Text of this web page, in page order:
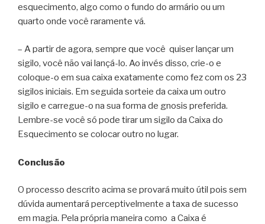
esquecimento, algo como o fundo do armário ou um
quarto onde você raramente vá.
– A partir de agora, sempre que você quiser lançar um
sigilo, você não vai lançá-lo. Ao invés disso, crie-o e
coloque-o em sua caixa exatamente como fez com os 23
sigilos iniciais. Em seguida sorteie da caixa um outro
sigilo e carregue-o na sua forma de gnosis preferida.
Lembre-se você só pode tirar um sigilo da Caixa do
Esquecimento se colocar outro no lugar.
Conclusão
O processo descrito acima se provará muito útil pois sem
dúvida aumentará perceptivelmente a taxa de sucesso
em magia. Pela própria maneira como a Caixa é